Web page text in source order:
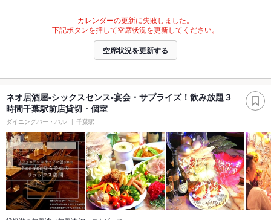
カレンダーの更新に失敗しました。
下記ボタンを押して空席状況を更新してください。
空席状況を更新する
ネオ居酒屋-シックスセンス-宴会・サプライズ！飲み放題３
時間千葉駅前店貸切・個室
ダイニングバー・バル 千葉駅